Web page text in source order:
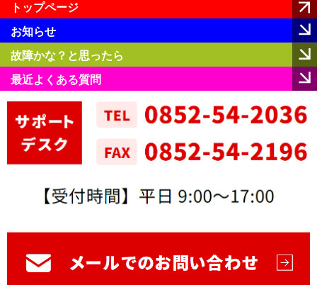
トップページ
お知らせ
故障かな？と思ったら
最近よくある質問